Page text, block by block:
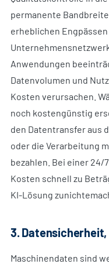
permanente
erheblichen
Anwendungen
Datenvolumen und
Kosten verursachen.
noch kostengünstig
den Datentransfer aus
oder die Verarbeitung
bezahlen. Bei einer
Kosten schnell zu
KI-Lösung
3.
Maschinendaten sind